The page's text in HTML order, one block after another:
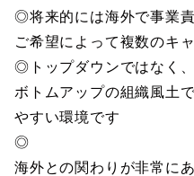
◎将来的には海外で事業責
ご希望によって複数のキ
◎トップダウンではなく、
ボトムアップの組織風土
やすい環境です
◎
海外との関わりが非常に